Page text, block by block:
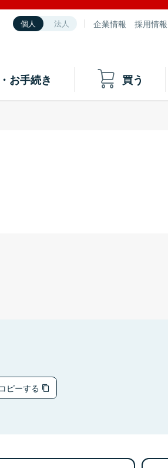
個人 法人 企業情報 採用情報
お手続き 買う
ピーする